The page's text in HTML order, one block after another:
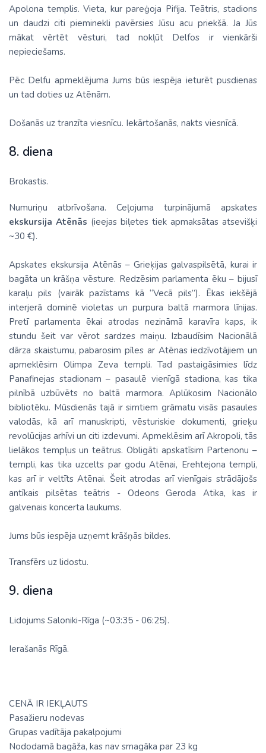
Apolona templis. Vieta, kur pareģoja Pifija. Teātris, stadions
un daudzi citi pieminekli pavērsies Jūsu acu priekšā. Ja Jūs
mākat vērtēt vēsturi, tad nokļūt Delfos ir vienkārši
nepieciešams.
Pēc Delfu apmeklējuma Jums būs iespēja ieturēt pusdienas
un tad doties uz Atēnām.
Došanās uz tranzīta viesnīcu. Iekārtošanās, nakts viesnīcā.
8. diena
Brokastis.
Numuriņu atbrīvošana. Ceļojuma turpinājumā apskates
ekskursija Atēnās (ieejas biļetes tiek apmaksātas atsevišķi
~30 €).
Apskates ekskursija Atēnās – Grieķijas galvaspilsētā, kurai ir
bagāta un krāšņa vēsture. Redzēsim parlamenta ēku – bijusī
karaļu pils (vairāk pazīstams kā “Vecā pils”). Ēkas iekšējā
interjerā dominē violetas un purpura baltā marmora līnijas.
Pretī parlamenta ēkai atrodas nezināmā karavīra kaps, ik
stundu šeit var vērot sardzes maiņu. Izbaudīsim Nacionālā
dārza skaistumu, pabarosim pīles ar Atēnas iedzīvotājiem un
apmeklēsim Olimpa Zeva templi. Tad pastaigāsimies līdz
Panafinejas stadionam – pasaulē vienīgā stadiona, kas tika
pilnībā uzbūvēts no baltā marmora. Aplūkosim Nacionālo
bibliotēku. Mūsdienās tajā ir simtiem grāmatu visās pasaules
valodās, kā arī manuskripti, vēsturiskie dokumenti, grieķu
revolūcijas arhīvi un citi izdevumi. Apmeklēsim arī Akropoli, tās
lielākos tempļus un teātrus. Obligāti apskatīsim Partenonu –
templi, kas tika uzcelts par godu Atēnai, Erehtejona templi,
kas arī ir veltīts Atēnai. Šeit atrodas arī vienīgais strādājošs
antīkais pilsētas teātris - Odeons Geroda Atika, kas ir
galvenais koncerta laukums.
Jums būs iespēja uzņemt krāšņās bildes.
Transfērs uz lidostu.
9. diena
Lidojums Saloniki-Rīga (~03:35 - 06:25).
Ierašanās Rīgā.
CENĀ IR IEKĻAUTS
Pasažieru nodevas
Grupas vadītāja pakalpojumi
Nododamā bagāža, kas nav smagāka par 23 kg